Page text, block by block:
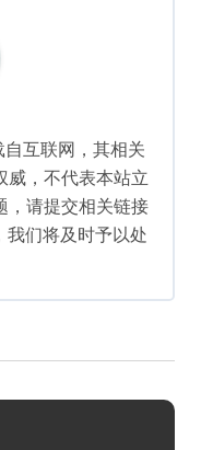
自互联网，其相关
威，不代表本站立
，请提交相关链接
我们将及时予以处